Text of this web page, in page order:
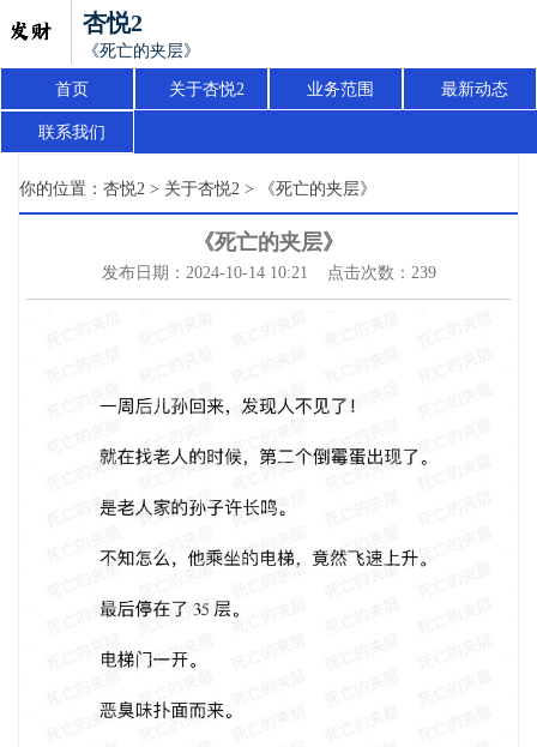
杏悦2
《死亡的夹层》
首页 关于杏悦2 业务范围 最新动态
联系我们
你的位置： 杏悦2 > 关于杏悦2 > 《死亡的夹层》
《死亡的夹层》
发布日期：2024-10-14 10:21 点击次数：239